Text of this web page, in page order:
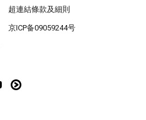
超連結條款及細則
京ICP备09059244号